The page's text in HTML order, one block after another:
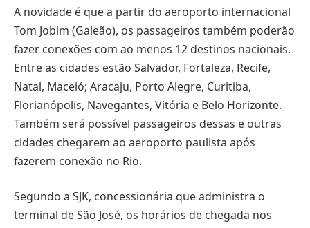
A novidade é que a partir do aeroporto internacional
Tom Jobim (Galeão), os passageiros também poderão
fazer conexões com ao menos 12 destinos nacionais.
Entre as cidades estão Salvador, Fortaleza, Recife,
Natal, Maceió; Aracaju, Porto Alegre, Curitiba,
Florianópolis, Navegantes, Vitória e Belo Horizonte.
Também será possível passageiros dessas e outras
cidades chegarem ao aeroporto paulista após
fazerem conexão no Rio.
Segundo a SJK, concessionária que administra o
terminal de São José, os horários de chegada nos